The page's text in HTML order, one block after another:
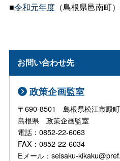
■令和元年度（島根県邑南町
お問い合わせ先
政策企画監室
〒690-8501 島根県松江市殿
島根県 政策企画監室
電話：0852-22-6063
FAX：0852-22-6034
Eメール：seisaku-